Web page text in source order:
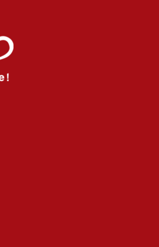
- Salon relax - Canapé -
- Fauteuil - Armoire - Table
de bain - Literie - Lit - Bureau -
led - Réfrigérateur -
Sharp, Philips, Bosh, Moulinex,
Dyson.